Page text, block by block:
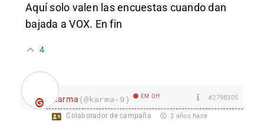
Aquí solo valen las encuestas cuando dan
bajada a VOX. En fin
4
karma (@karma-9) EM Off #2798305
Colaborador de campaña 2 años hace